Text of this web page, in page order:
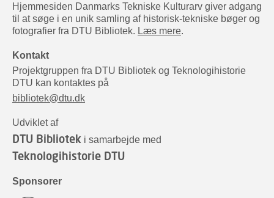
Hjemmesiden Danmarks Tekniske Kulturarv giver adgang
til at søge i en unik samling af historisk-tekniske bøger og
fotografier fra DTU Bibliotek. Læs mere.
Kontakt
Projektgruppen fra DTU Bibliotek og Teknologihistorie
DTU kan kontaktes på
bibliotek@dtu.dk
Udviklet af
DTU Bibliotek i samarbejde med
Teknologihistorie DTU
Sponsorer